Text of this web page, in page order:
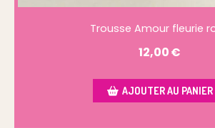
Trousse Amour fleurie
12,00€
AJOUTER AU PANIER